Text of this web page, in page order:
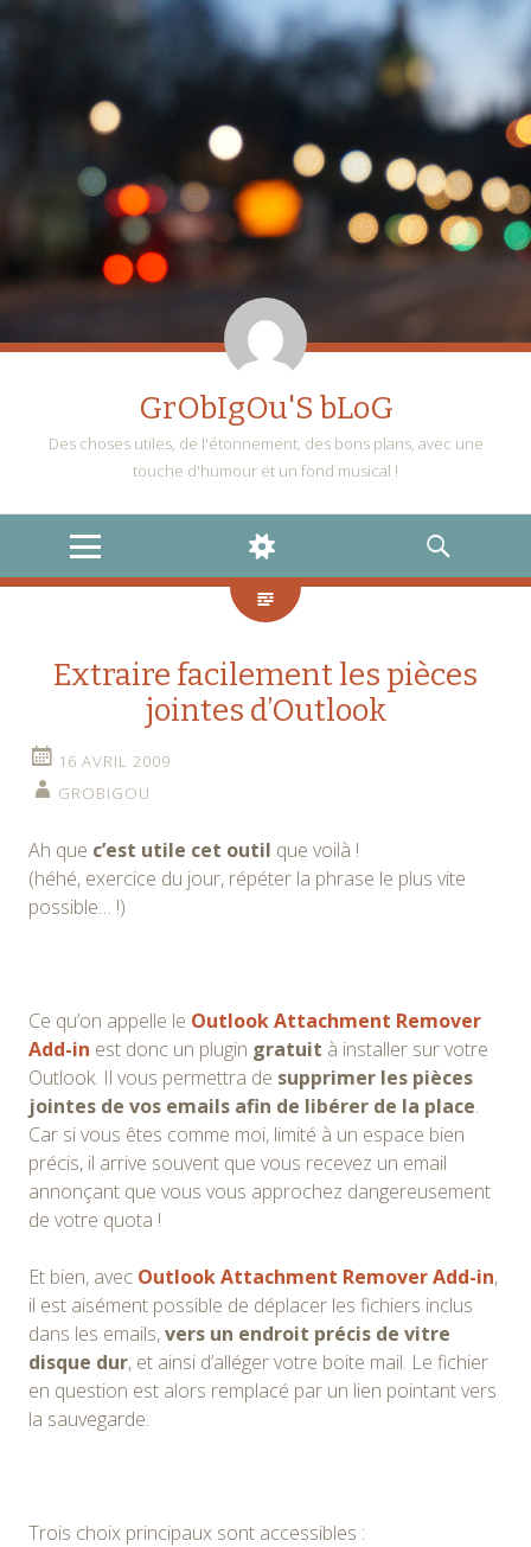
GrObIgOu'S bLoG
Des choses utiles, de l'étonnement, des bons plans, avec une
touche d'humour et un fond musical !
MENU
WIDGETS
RECHERCHE
Extraire facilement les pièces
jointes d’Outlook
16 AVRIL 2009
GROBIGOU
Ah que c’est utile cet outil que voilà !
(héhé, exercice du jour, répéter la phrase le plus vite
possible… !)
Ce qu’on appelle le Outlook Attachment Remover
Add-in est donc un plugin gratuit à installer sur votre
Outlook. Il vous permettra de supprimer les pièces
jointes de vos emails afin de libérer de la place.
Car si vous êtes comme moi, limité à un espace bien
précis, il arrive souvent que vous recevez un email
annonçant que vous vous approchez dangereusement
de votre quota !
Et bien, avec Outlook Attachment Remover Add-in,
il est aisément possible de déplacer les fichiers inclus
dans les emails,vers un endroit précis de vitre
disque dur, et ainsi d’alléger votre boite mail. Le fichier
en question est alors remplacé par un lien pointant vers
la sauvegarde.
Trois choix principaux sont accessibles :